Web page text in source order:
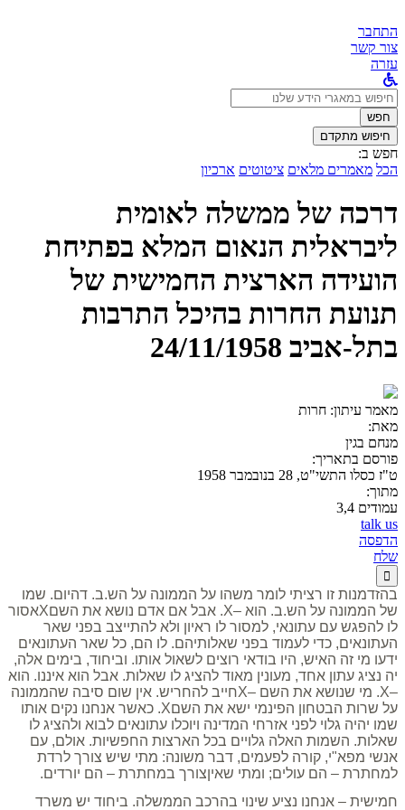
התחבר
צור קשר
עזרה
לחפש
ב:חפש
חיפוש מתקדם
חפש ב:
הכל מאמרים מלאים ציטוטים ארכיון
דרכה של ממשלה לאומית
ליבראלית הנאום המלא בפתיחת
הועידה הארצית החמישית של
תנועת החרות בהיכל התרבות
בתל-אביב 24/11/1958
מאמר עיתון: חרות
מאת:
מנחם בגין
פורסם בתאריך:
ט"ז כסלו התשי"ט, 28 בנובמבר 1958
מתוך:
עמודים 3,4
talk us
הדפסה
שלח

בהזדמנות זו רציתי לומר משהו על הממונה על הש.ב. דהיום. שמו
של הממונה על הש.ב. הוא –X. אבל אם אדם נושא את השםXאסור
לו להפגש עם עתונאי, למסור לו ראיון ולא להתייצב בפני שאר
העתונאים, כדי לעמוד בפני שאלותיהם. לו הם, כל שאר העתונאים
ידעו מי זה האיש, היו בודאי רוצים לשאול אותו. וביחוד, בימים אלה,
יה נציג עתון אחד, מעונין מאוד להציג לו שאלות. אבל הוא איננו. הוא
–
X. מי שנושא את השם –Xחייב להחריש. אין שום סיבה שהממונה
על שרות הבטחון הפינמי ישא את השםX. כאשר אנחנו נקים אותו
שמו יהיה גלוי לפני אזרחי המדינה ויוכלו עתונאים לבוא ולהציג לו
שאלות. השמות האלה גלויים בכל הארצות החפשיות. אולם, עם
אנשי מפא"י, קורה לפעמים, דבר משונה: מתי שיש צורך לרדת
למחתרת – הם עולים; ומתי שאיןצורך במחתרת – הם יורדים.
חמישית – אנחנו נציע שינוי בהרכב הממשלה. ביחוד יש משרד